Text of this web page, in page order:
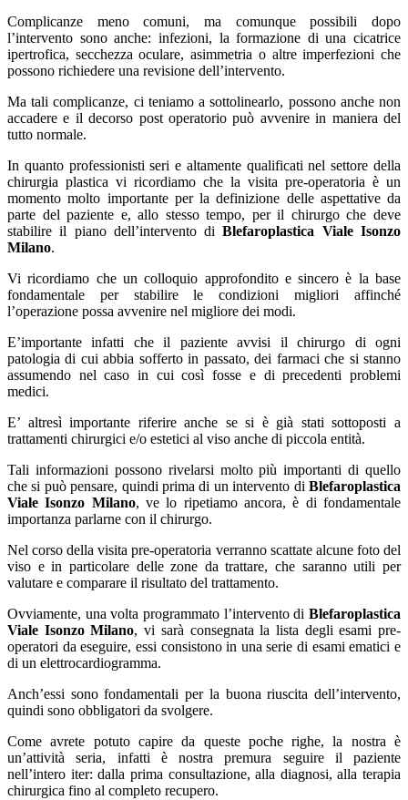
Complicanze meno comuni, ma comunque possibili dopo
l’intervento sono anche: infezioni, la formazione di una cicatrice
ipertrofica, secchezza oculare, asimmetria o altre imperfezioni che
possono richiedere una revisione dell’intervento.
Ma tali complicanze, ci teniamo a sottolinearlo, possono anche non
accadere e il decorso post operatorio può avvenire in maniera del
tutto normale.
In quanto professionisti seri e altamente qualificati nel settore della
chirurgia plastica vi ricordiamo che la visita pre-operatoria è un
momento molto importante per la definizione delle aspettative da
parte del paziente e, allo stesso tempo, per il chirurgo che deve
stabilire il piano dell’intervento diBlefaroplastica Viale Isonzo
Milano.
Vi ricordiamo che un colloquio approfondito e sincero è la base
fondamentale per stabilire le condizioni migliori affinché
l’operazione possa avvenire nel migliore dei modi.
E’importante infatti che il paziente avvisi il chirurgo di ogni
patologia di cui abbia sofferto in passato, dei farmaci che si stanno
assumendo nel caso in cui così fosse e di precedenti problemi
medici.
E’ altresì importante riferire anche se si è già stati sottoposti a
trattamenti chirurgici e/o estetici al viso anche di piccola entità.
Tali informazioni possono rivelarsi molto più importanti di quello
che si può pensare, quindi prima di un intervento di Blefaroplastica
Viale Isonzo Milano, ve lo ripetiamo ancora, è di fondamentale
importanza parlarne con il chirurgo.
Nel corso della visita pre-operatoria verranno scattate alcune foto del
viso e in particolare delle zone da trattare, che saranno utili per
valutare e comparare il risultato del trattamento.
Ovviamente, una volta programmato l’intervento di Blefaroplastica
Viale Isonzo Milano, vi sarà consegnata la lista degli esami pre-
operatori da eseguire, essi consistono in una serie di esami ematici e
di un elettrocardiogramma.
Anch’essi sono fondamentali per la buona riuscita dell’intervento,
quindi sono obbligatori da svolgere.
Come avrete potuto capire da queste poche righe, la nostra è
un’attività seria, infatti è nostra premura seguire il paziente
nell’intero iter: dalla prima consultazione, alla diagnosi, alla terapia
chirurgica fino al completo recupero.